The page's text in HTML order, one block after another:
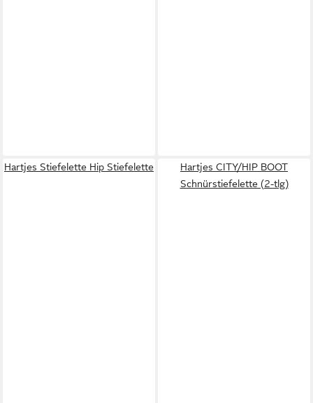
Hartjes Stiefelette Hip Stiefelette
Hartjes CITY/HIP BOOT
Schnürstiefelette (2-tlg)